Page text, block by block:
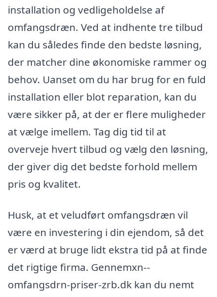
installation og vedligeholdelse af
omfangsdræn. Ved at indhente tre tilbud
kan du således finde den bedste løsning,
der matcher dine økonomiske rammer og
behov. Uanset om du har brug for en fuld
installation eller blot reparation, kan du
være sikker på, at der er flere muligheder
at vælge imellem. Tag dig tid til at
overveje hvert tilbud og vælg den løsning,
der giver dig det bedste forhold mellem
pris og kvalitet.
Husk, at et veludført omfangsdræn vil
være en investering i din ejendom, så det
er værd at bruge lidt ekstra tid på at finde
det rigtige firma. Gennemxn--
omfangsdrn-priser-zrb.dk kan du nemt